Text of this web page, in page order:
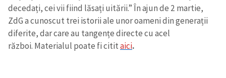
decedați, cei vii fiind lăsați uitării.”În ajun de 2 martie,
ZdG a cunoscut trei istorii ale unor oameni din generații
diferite, dar care au tangențe directe cu acel
război. Materialul poate fi cititaici.